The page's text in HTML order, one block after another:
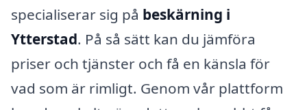
specialiserar sig på beskärning i
Ytterstad. På så sätt kan du jämföra
priser och tjänster och få en känsla för
vad som är rimligt. Genom vår plattform